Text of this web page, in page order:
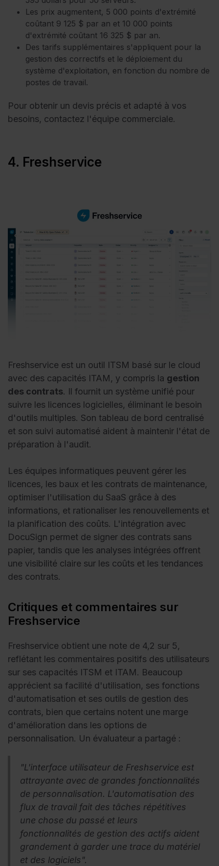
Les prix augmentent, 5 000 points d'extrémité
coûtant 9 125 $ par an et 10 000 points
d'extrémité coûtant 16 325 $ par an.
Des tarifs supplémentaires s'appliquent pour la
gestion des correctifs et le déploiement du
système d'exploitation, en fonction du nombre de
postes de travail.
Pour obtenir un devis précis et adapté à vos
besoins, contactez l'équipe commerciale.
4. Freshservice
Freshservice est un outil ITSM basé sur le cloud
avec des capacités ITAM, y compris la gestion
des contrats. Il fournit un système unifié pour
suivre les licences logicielles, éliminant le besoin
d'outils multiples. Son tableau de bord centralisé
et son suivi automatisé aident à maintenir l'état de
préparation à l'audit.
Les équipes informatiques peuvent gérer les
licences, les baux et les contrats de maintenance,
optimiser l'utilisation du SaaS grâce à des
informations, et rationaliser les renouvellements et
la planification des coûts. L'intégration avec
DocuSign permet de signer des contrats sans
papier, tandis que les analyses intégrées offrent
une visibilité claire sur les coûts et les tendances
des contrats.
Critiques et commentaires sur
Freshservice
Freshservice obtient une note de 4,2 sur 5,
reflétant les commentaires positifs des utilisateurs
sur ses capacités ITSM et ITAM. Beaucoup
apprécient sa facilité d'utilisation, ses fonctions
d'automatisation et ses outils de gestion des
contrats, bien que certains notent une marge
d'amélioration dans les options de
personnalisation. Un évaluateur a partagé :
"L'interface utilisateur de Freshservice est
attrayante avec de grandes fonctionnalités
de personnalisation. L'automatisation des
flux de travail fait des tâches répétitives
une chose du passé et leurs
fonctionnalités de gestion des actifs aident
grandement à garder une trace du matériel
et des logiciels".